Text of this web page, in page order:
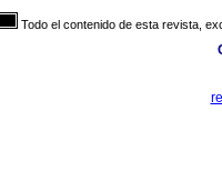
Todo el contenido de esta revista,